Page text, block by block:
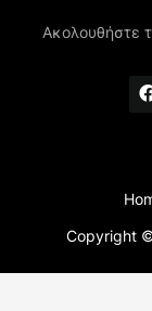
Ακολουθήστε
Copyright